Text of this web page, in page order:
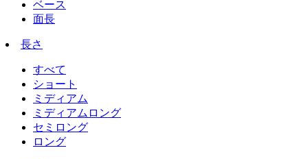
ベース
面長
長さ
すべて
ショート
ミディアム
ミディアムロング
セミロング
ロング